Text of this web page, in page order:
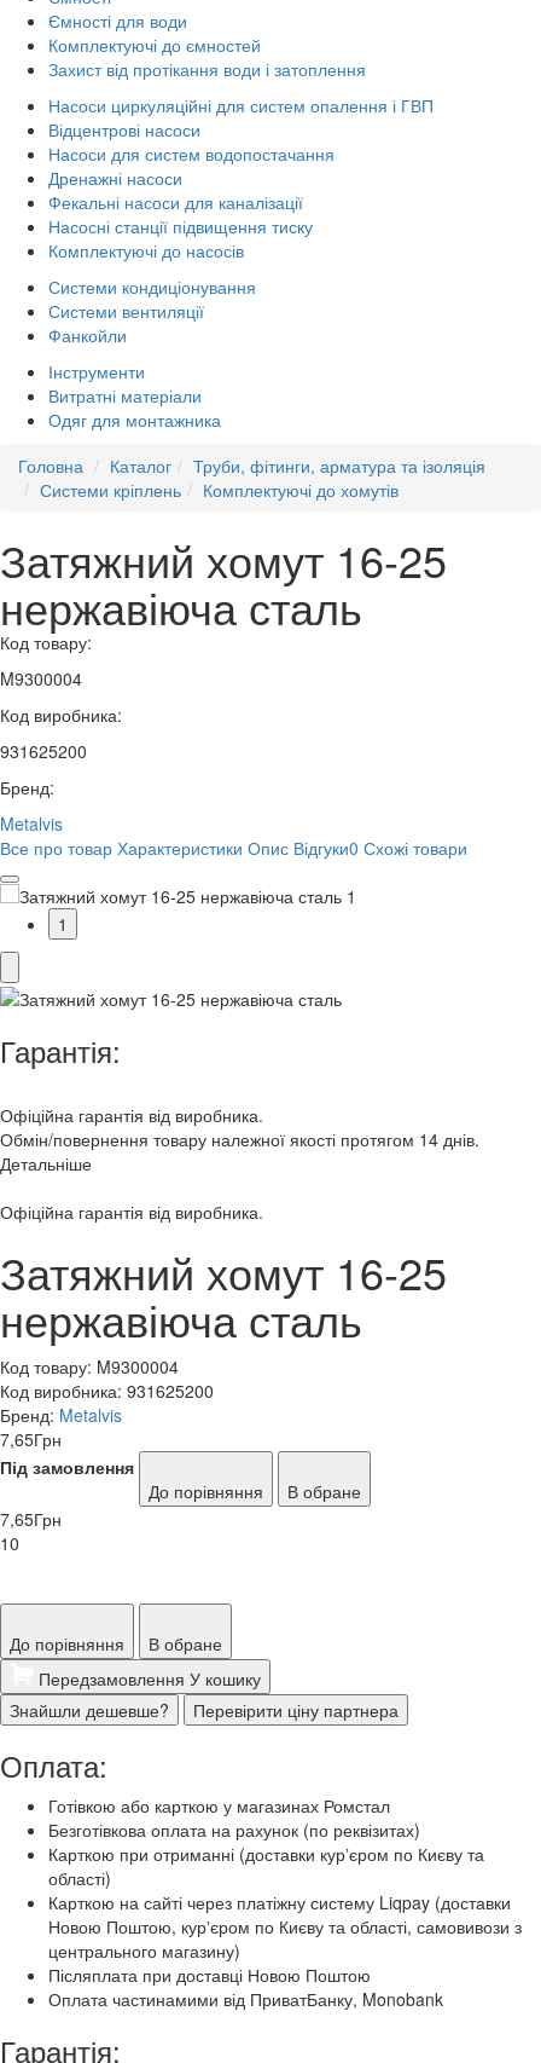
Ємності для води
Комплектуючі до ємностей
Захист від протікання води і затоплення
Насоси циркуляційні для систем опалення і ГВП
Відцентрові насоси
Насоси для систем водопостачання
Дренажні насоси
Фекальні насоси для каналізації
Насосні станції підвищення тиску
Комплектуючі до насосів
Системи кондиціонування
Системи вентиляції
Фанкойли
Інструменти
Витратні матеріали
Одяг для монтажника
Головна
Каталог
Труби, фітинги, арматура та ізоляція
Системи кріплень
Комплектуючі до хомутів
Затяжний хомут 16-25
нержавіюча сталь
Код товару:
M9300004
Код виробника:
931625200
Бренд:
Metalvis
Все про товар Характеристики Опис Відгуки0 Схожі товари
1
Гарантія:
Офіційна гарантія від виробника.
Обмін/повернення товару належної якості протягом 14 днів.
Детальніше
Офіційна гарантія від виробника.
Затяжний хомут 16-25
нержавіюча сталь
Код товару: M9300004
Код виробника: 931625200
Бренд: Metalvis
7,65Грн
Під замовлення
До порівняння
В обране
7,65Грн
10
До порівняння
В обране
Передзамовлення У кошику
Знайшли дешевше?
Перевірити ціну партнера
Оплата:
Готівкою або карткою у магазинах Ромстал
Безготівкова оплата на рахунок (по реквізитах)
Карткою при отриманні (доставки курʼєром по Києву та
області)
Карткою на сайті через платіжну систему Liqpay (доставки
Новою Поштою, курʼєром по Києву та області, самовивози з
центрального магазину)
Післяплата при доставці Новою Поштою
Оплата частинамими від ПриватБанку, Monobank
Гарантія: